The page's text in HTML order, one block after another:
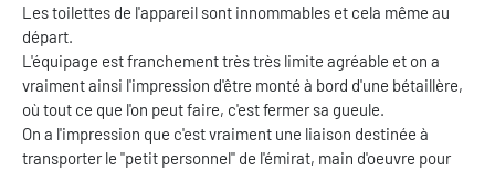
Les toilettes de l'appareil sont innommables et cela même au
départ.
L'équipage est franchement très très limite agréable et on a
vraiment ainsi l'impression d'être monté à bord d'une bétaillère,
où tout ce que l'on peut faire, c'est fermer sa gueule.
On a l'impression que c'est vraiment une liaison destinée à
transporter le "petit personnel" de l'émirat, main d'oeuvre pour